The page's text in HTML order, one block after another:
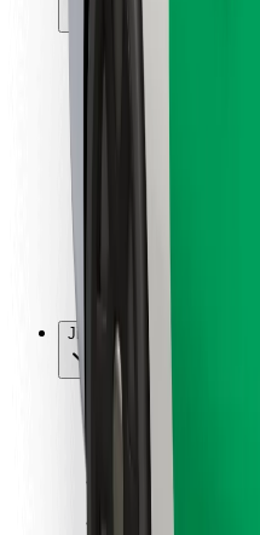
Pro cestující
Pro řidiče
Pro kurýry
Bolt Food
Pro flotilové partnery
Bolt for Business
Jiné
Partneři
Obchodní podmínky